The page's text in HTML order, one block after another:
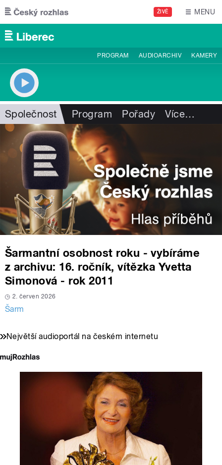
Přejít k hlavnímu obsahu
ŽIVĚ MENU
PROGRAM AUDIOARCHIV KAMERY
Společnost Program Pořady Více…
Šarmantní osobnost roku - vybíráme
z archivu: 16. ročník, vítězka Yvetta
Simonová - rok 2011
2. červen 2026
Šarm
Největší audioportál na českém internetu